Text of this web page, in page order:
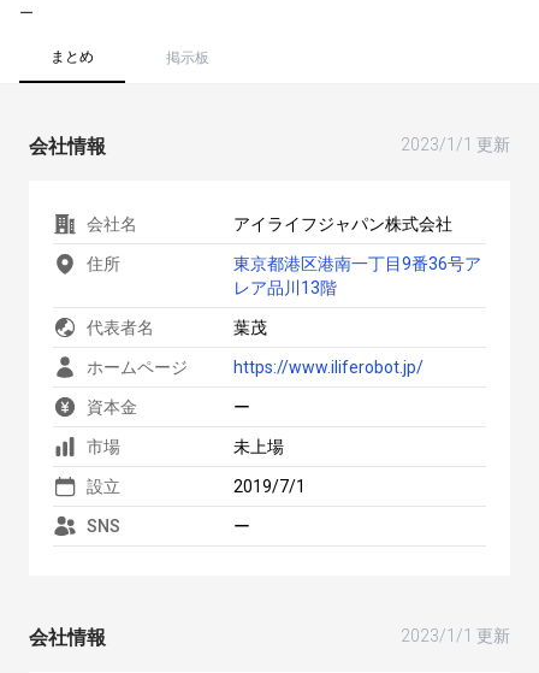
ー
まとめ 掲示板
会社情報 2023/1/1 更新
会社名 アイライフジャパン株式会社
住所
東京都港区港南一丁目9番36号ア
レア品川13階
代表者名 葉茂
ホームページ https://www.iliferobot.jp/
資本金 ー
市場 未上場
設立 2019/7/1
SNS ー
会社情報 2023/1/1 更新